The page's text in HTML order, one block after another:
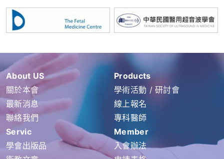
About US
關於本會
最新消息
聯絡我們
Products
學術活動 / 研討會
線上報名
專科醫師
Servic
學會出版品
Member
入會辦法